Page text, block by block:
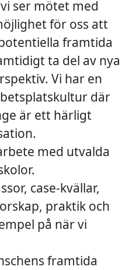
ser mötet med
för oss att
framtida
ta del av nya
Vi har en
där
är ett härligt
med utvalda
case-kvällar,
praktik och
på när vi
framtida